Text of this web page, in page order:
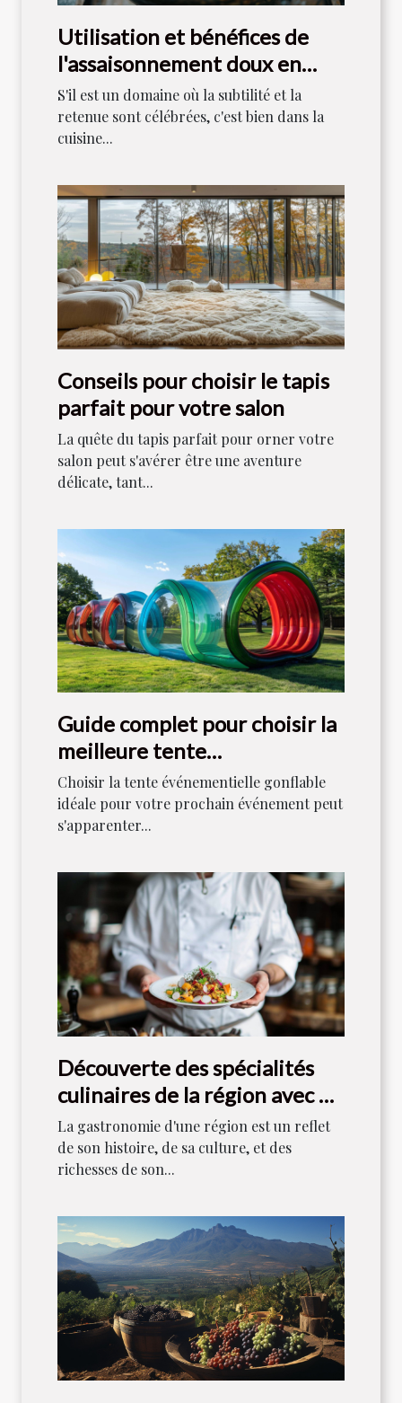
Utilisation et bénéfices de
l'assaisonnement doux en
cuisine japonaise
S'il est un domaine où la subtilité et la
retenue sont célébrées, c'est bien dans la
cuisine...
Conseils pour choisir le tapis
parfait pour votre salon
La quête du tapis parfait pour orner votre
salon peut s'avérer être une aventure
délicate, tant...
Guide complet pour choisir la
meilleure tente
événementielle gonflable
Choisir la tente événementielle gonflable
idéale pour votre prochain événement peut
s'apparenter...
Découverte des spécialités
culinaires de la région avec un
chef local
La gastronomie d'une région est un reflet
de son histoire, de sa culture, et des
richesses de son...